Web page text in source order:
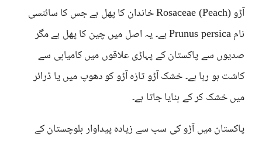
آڑو (Peach) Rosaceae خاندان کا پھل ہے جس کا سائنسی
نام Prunus persica ہے۔ یہ اصل میں چین کا پھل ہے مگر
صدیوں سے پاکستان کے پہاڑی علاقوں میں کامیابی سے
کاشت ہو رہا ہے۔ خشک آڑو تازہ آڑو کو دھوپ میں یا ڈرائر
میں خشک کر کے بنایا جاتا ہے۔
پاکستان میں آڑو کی سب سے زیادہ پیداوار بلوچستان کے